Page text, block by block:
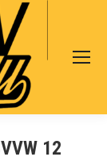
Search:
12